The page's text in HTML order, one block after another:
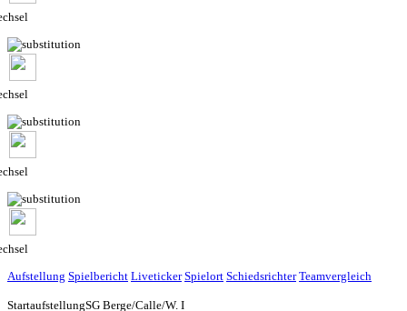
Aufstellung Spielbericht Liveticker Spielort Schiedsrichter Teamvergleich
StartaufstellungSG Berge/Calle/W. I